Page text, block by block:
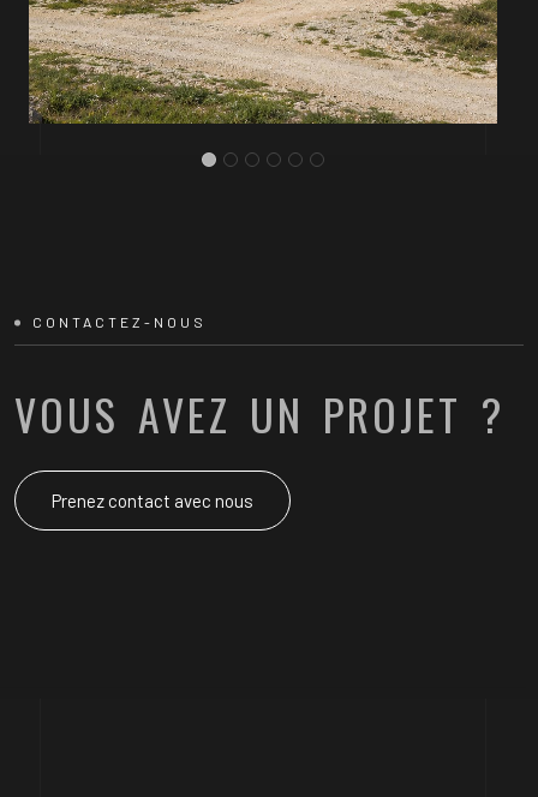
PROJET .12
JARDIN EN VILLE
CONTACTEZ-NOUS
VOUS AVEZ UN PROJET ?
Prenez contact avec nous